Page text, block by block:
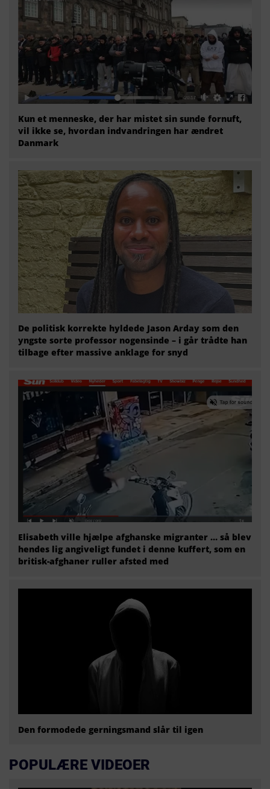
Kun et menneske, der har mistet sin sunde fornuft,
vil ikke se, hvordan indvandringen har ændret
Danmark
De politisk korrekte hyldede Jason Arday som den
yngste sorte professor nogensinde – i går trådte han
tilbage efter massive anklage for snyd
Elisabeth ville hjælpe afghanske migranter … så blev
hendes lig angiveligt fundet i denne kuffert, som en
britisk-afghaner ruller afsted med
Den formodede gerningsmand slår til igen
POPULÆRE VIDEOER